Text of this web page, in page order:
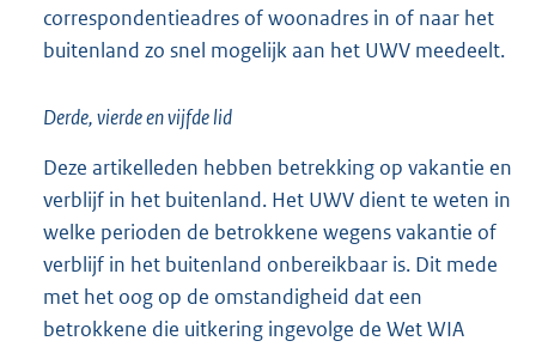
correspondentieadres of woonadres in of naar het
buitenland zo snel mogelijk aan het UWV meedeelt.
Derde, vierde en vijfde lid
Deze artikelleden hebben betrekking op vakantie en
verblijf in het buitenland. Het UWV dient te weten in
welke perioden de betrokkene wegens vakantie of
verblijf in het buitenland onbereikbaar is. Dit mede
met het oog op de omstandigheid dat een
betrokkene die uitkering ingevolge de Wet WIA